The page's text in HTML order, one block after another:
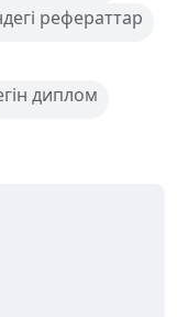
рефераттар
диплом